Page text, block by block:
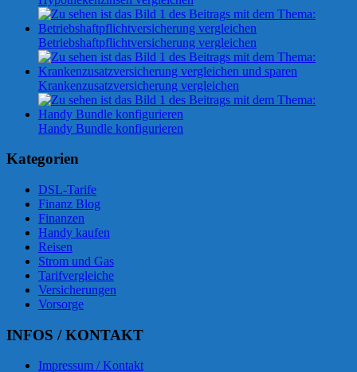
Betriebshaftpflichtversicherung vergleichen
Krankenzusatzversicherung vergleichen
Handy Bundle konfigurieren
Kategorien
DSL-Tarife
Finanz Blog
Finanzen
Handy kaufen
Reisen
Strom und Gas
Tarifvergleiche
Versicherungen
Vorsorge
INFOS / KONTAKT
Impressum / Kontakt